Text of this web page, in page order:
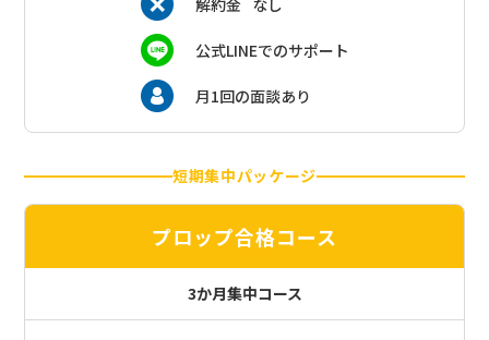
解約金 なし
公式LINEでのサポート
月1回の面談あり
短期集中パッケージ
プロップ合格コース
3か月集中コース